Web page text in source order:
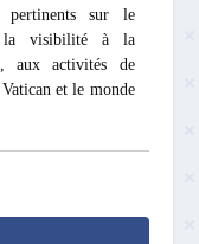
pertinents sur le
la visibilité à la
aux activités de
et le monde